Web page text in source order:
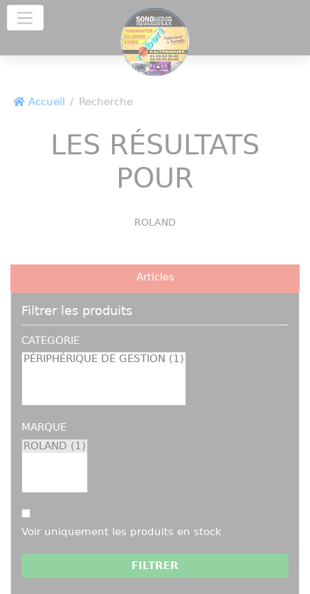
Accueil Recherche
LES RÉSULTATS
POUR
ROLAND
Articles
Filtrer les produits
CATEGORIE
MARQUE
Voir uniquement les produits en stock
FILTRER
Panneau de gestion des cookies